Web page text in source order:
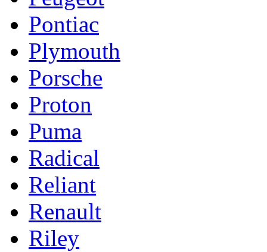
Pontiac
Plymouth
Porsche
Proton
Puma
Radical
Reliant
Renault
Riley